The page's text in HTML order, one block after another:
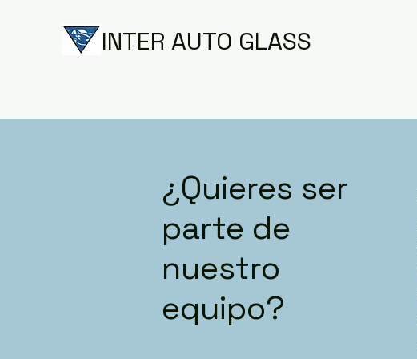
INTER AUTO GLASS
¿Quieres ser
parte de
nuestro
equipo?